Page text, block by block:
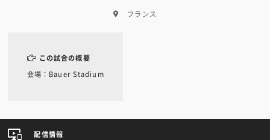
フランス
この試合の概要
会場：Bauer Stadium
配信情報